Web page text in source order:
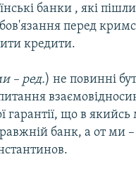
банки , які
перед
кредити.
– ред.) не повинні
гарантії, що в
банк, а от ми